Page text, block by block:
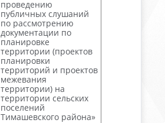
проведению
публичных слушаний
по рассмотрению
документации по
планировке
территории (проектов
планировки
территорий и проектов
межевания
территории) на
территории сельских
поселений
Тимашевского района»